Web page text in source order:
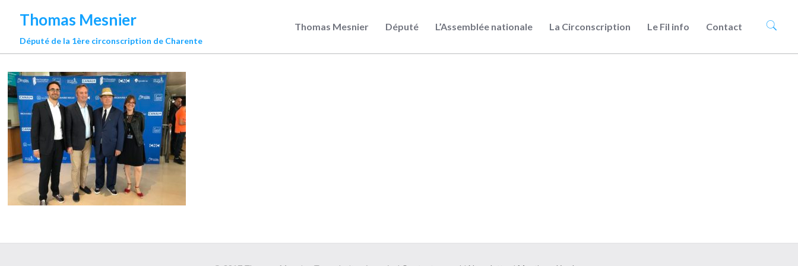
Thomas Mesnier
Député de la 1ère circonscription de Charente
Thomas Mesnier Député L’Assemblée nationale La Circonscription Le Fil info Contact